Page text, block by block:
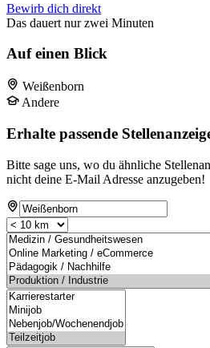
Bewirb dich direkt
Das dauert nur zwei Minuten
Auf einen Blick
Weißenborn
Andere
Erhalte passende
Bitte sage uns, wo du ähnliche
nicht deine E-Mail Adresse anzugeben!